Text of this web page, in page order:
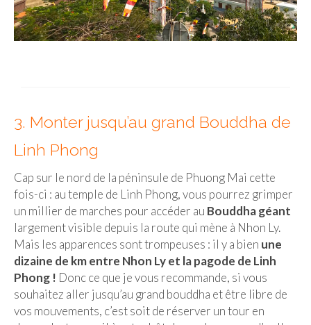
3. Monter jusqu’au grand Bouddha de
Linh Phong
Cap sur le nord de la péninsule de Phuong Mai cette
fois-ci : au temple de Linh Phong, vous pourrez grimper
un millier de marches pour accéder au Bouddha géant
largement visible depuis la route qui mène à Nhon Ly.
Mais les apparences sont trompeuses : il y a bien une
dizaine de km entre Nhon Ly et la pagode de Linh
Phong ! Donc ce que je vous recommande, si vous
souhaitez aller jusqu’au grand bouddha et être libre de
vos mouvements, c’est soit de réserver un tour en